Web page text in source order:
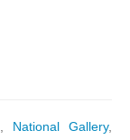
National Gallery,